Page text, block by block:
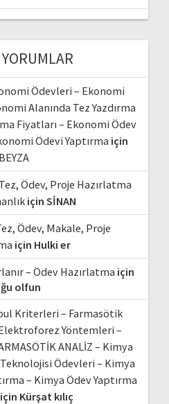
Ödevleri – Ekonomi
Alanında Tez Yazdırma
Fiyatları – Ekonomi Ödev
Ödevi Yaptırma için
BEYZA
Ödev, Proje Hazırlatma
için SİNAN
Ödev, Makale, Proje
için Hulki er
– Ödev Hazırlatma için
olfun
Kriterleri – Farmasötik
Yöntemleri –
ANALİZ – Kimya
Ödevleri – Kimya
– Kimya Ödev Yaptırma
için Kürşat kılıç